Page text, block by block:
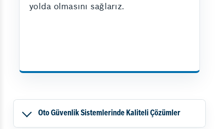
yolda olmasını sağlarız.
Oto Güvenlik Sistemlerinde Kaliteli Çözümler